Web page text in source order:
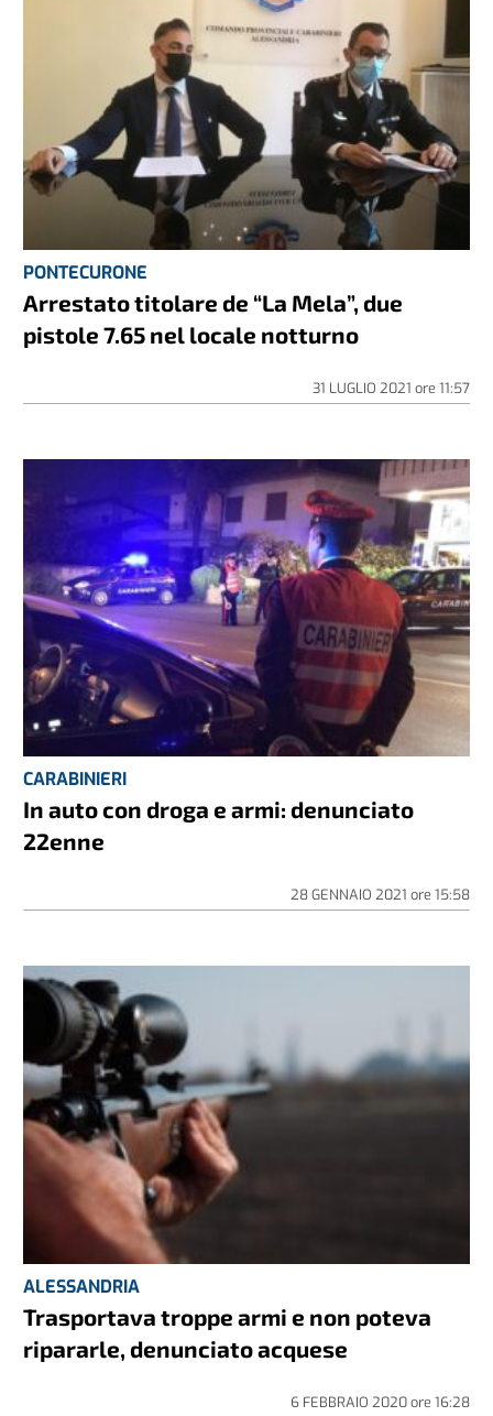
PONTECURONE
Arrestato titolare de “La Mela”, due
pistole 7.65 nel locale notturno
31 LUGLIO 2021 ore 11:57
CARABINIERI
In auto con droga e armi: denunciato
22enne
28 GENNAIO 2021 ore 15:58
ALESSANDRIA
Trasportava troppe armi e non poteva
ripararle, denunciato acquese
6 FEBBRAIO 2020ore 16:28